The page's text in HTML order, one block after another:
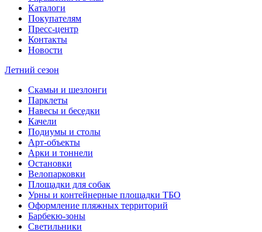
Каталоги
Покупателям
Пресс-центр
Контакты
Новости
Летний сезон
Скамьи и шезлонги
Парклеты
Навесы и беседки
Качели
Подиумы и столы
Арт-объекты
Арки и тоннели
Остановки
Велопарковки
Площадки для собак
Урны и контейнерные площадки ТБО
Оформление пляжных территорий
Барбекю-зоны
Светильники